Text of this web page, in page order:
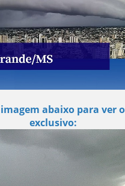
abaixo para ver
exclusivo: